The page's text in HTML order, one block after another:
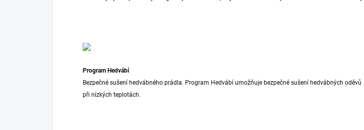
Program Hedvábí
Bezpečné sušení hedvábného prádla. Program Hedvábí umožňuje bezpečné sušení hedvábných oděvů
při nízkých teplotách.